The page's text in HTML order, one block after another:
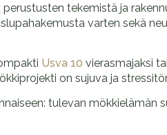
tekemistä ja
varten sekä
Usva 10 vierasmajaksi
on sujuva ja
tulevan mökkielämän